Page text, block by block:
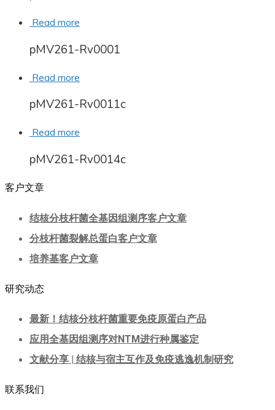
Read more
pMV261-Rv0001
Read more
pMV261-Rv0011c
Read more
pMV261-Rv0014c
客户文章
结核分枝杆菌全基因组测序客户文章
分枝杆菌裂解总蛋白客户文章
培养基客户文章
研究动态
最新！结核分枝杆菌重要免疫原蛋白产品
应用全基因组测序对NTM进行种属鉴定
文献分享 | 结核与宿主互作及免疫逃逸机制研究
联系我们